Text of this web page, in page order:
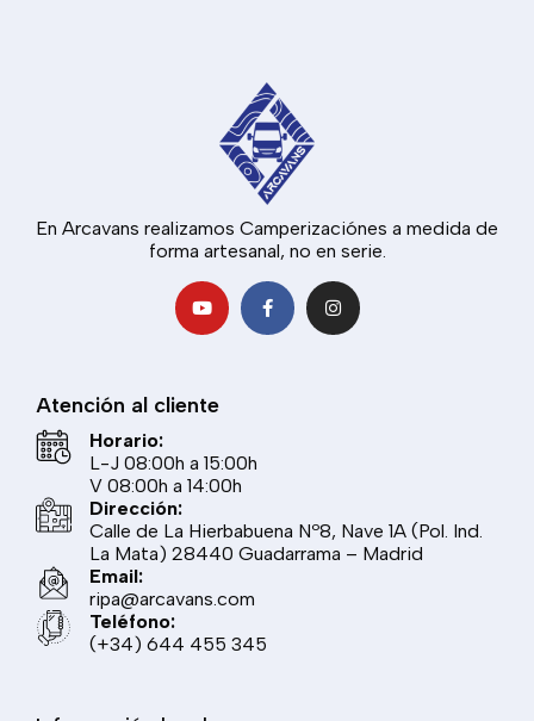
En Arcavans realizamos Camperizaciónes a medida de
forma artesanal, no en serie.
Atención al cliente
Horario:
L-J 08:00h a 15:00h
V 08:00h a 14:00h
Dirección:
Calle de La Hierbabuena Nº8, Nave 1A (Pol. Ind.
La Mata) 28440 Guadarrama – Madrid
Email:
ripa@arcavans.com
Teléfono:
(+34) 644 455 345